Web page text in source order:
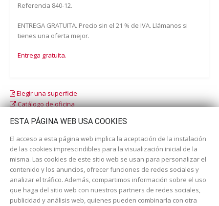
Referencia 840-12.
ENTREGA GRATUITA. Precio sin el 21 % de IVA. Llámanos si
tienes una oferta mejor.
Entrega gratuita.
Elegir una superficie
Catálogo de oficina
ESTA PÁGINA WEB USA COOKIES
El acceso a esta página web implica la aceptación de la instalación
de las cookies imprescindibles para la visualización inicial de la
misma. Las cookies de este sitio web se usan para personalizar el
contenido y los anuncios, ofrecer funciones de redes sociales y
analizar el tráfico. Además, compartimos información sobre el uso
que haga del sitio web con nuestros partners de redes sociales,
publicidad y análisis web, quienes pueden combinarla con otra